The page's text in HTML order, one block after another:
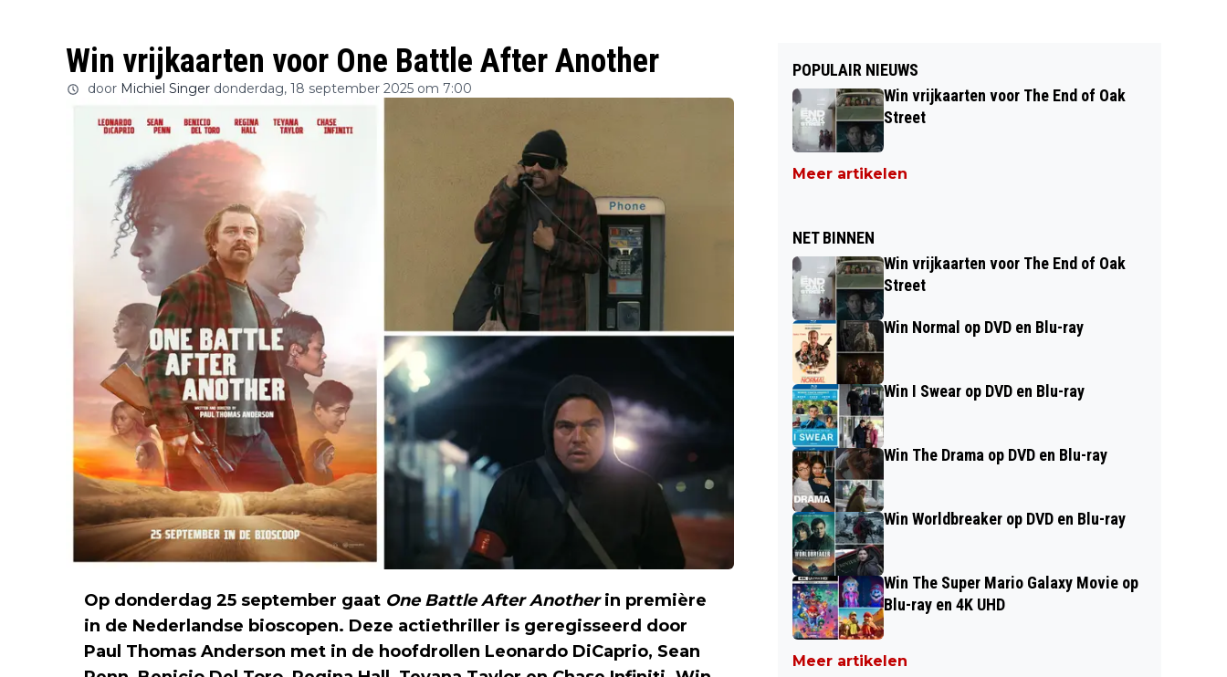
Win vrijkaarten voor One Battle After Another
door Michiel Singer donderdag, 18 september 2025 om 7:00
Op donderdag 25 september gaat One Battle After Anotherin première
in de Nederlandse bioscopen. Deze actiethriller is geregisseerd door
Paul Thomas Anderson met in de hoofdrollen Leonardo DiCaprio, Sean
POPULAIR NIEUWS
Win vrijkaarten voor The End of Oak
Street
Meer artikelen
NET BINNEN
Win vrijkaarten voor The End of Oak
Street
Win Normal op DVD en Blu-ray
Win I Swear op DVD en Blu-ray
Win The Drama op DVD en Blu-ray
Win Worldbreaker op DVD en Blu-ray
Win The Super Mario Galaxy Movie op
Blu-ray en 4K UHD
Meer artikelen